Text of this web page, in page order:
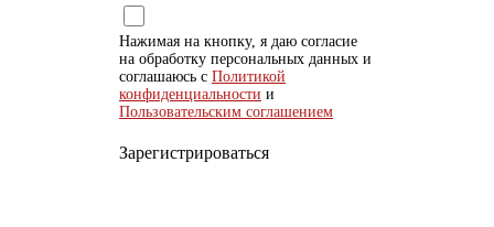
Нажимая на кнопку, я даю согласие
на обработку персональных данных и
соглашаюсь с Политикой
конфиденциальности и
Пользовательским соглашением
Зарегистрироваться